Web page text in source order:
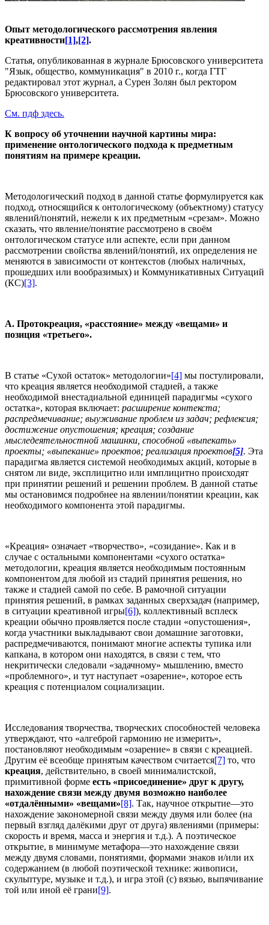
Опыт методологического рассмотрения явления
креативности[1],[2].
Статья, опубликованная в журнале Брюсовского университета
"Язык, общество, коммуникация" в 2010 г., когда ГТГ
редактировал этот журнал, а Сурен Золян был ректором
Брюсовского университета.
См. пдф здесь.
К вопросу об уточнении научной картины мира:
применениe онтологического подхода к предметным
понятиям на примере креации.
Методологический подход в данной статье формулируется как
подход, относящийся к онтологическому (объектному) статусу
явлений/понятий, нежели к их предметным «срезам». Можно
сказать, что явление/понятие рассмотрено в своём
онтологическом статусе или аспекте, если при данном
рассмотрении свойства явлений/понятий, их определения не
меняются в зависимости от контекстов (любых наличных,
прошедших или вообразимых) и Коммуникативных Ситуаций
(КС)[3].
А. Протокреация, «расстояние» между «вещами» и
позиция «третьего».
В статье «Сухой остаток» методологии»[4] мы постулировали,
что креация является необходимой стадией, а также
необходимой внестадиальной единицей парадигмы «сухого
остатка», которая включает: расширение контекста;
распредмечивание; выуживание проблем из задач; рефлексия;
достижение опустошения; креация; создание
мыследеятельностной машинки, способной «выпекать»
проекты; «выпекание» проектов; реализация проектов[5]. Эта
парадигма является системой необходимых акций, которые в
снятом ли виде, эксплицитно или имплицитно происходят
при принятии решений и решении проблем. В данной статье
мы остановимся подробнее на явлении/понятии креации, как
необходимого компонента этой парадигмы.
«Креация» означает «творчество», «созидание». Как и в
случае с остальными компонентами «сухого остатка»
методологии, креация является необходимым постоянным
компонентом для любой из стадий принятия решения, но
также и стадией самой по себе. В рамочной ситуации
принятия решений, в рамках заданных сверхзадач (например,
в ситуации креативной игры[6]), коллективный всплеск
креации обычно проявляется после стадии «опустошения»,
когда участники выкладывают свои домашние заготовки,
распредмечиваются, понимают многие аспекты тупика или
капкана, в котором они находятся, в связи с тем, что
некритически следовали «задачному» мышлению, вместо
«проблемного», и тут наступает «озарение», которое есть
креация с потенциалом социализации.
Исследования творчества, творческих способностей человека
утверждают, что «алгеброй гармонию не измерить»,
постановляют необходимым «озарение» в связи с креацией.
Другим её всеобще принятым качеством считается[7] то, что
креация, действительно, в своей минималистской,
примитивной форме есть «присоединение» друг к другу,
нахождение связи между двумя возможно наиболее
«отдалёнными» «вещами»[8]. Так, научное открытие—это
нахождение закономерной связи между двумя или более (на
первый взгляд далёкими друг от друга) явлениями (примеры:
скорость и время, масса и энергия и т.д.). А поэтическое
открытие, в минимуме метафора—это нахождение связи
между двумя словами, понятиями, формами знаков и/или их
содержанием (в любой поэтической технике: живописи,
скульптуре, музыке и т.д.), и игра этой (с) вязью, выпячивание
той или иной её грани[9].